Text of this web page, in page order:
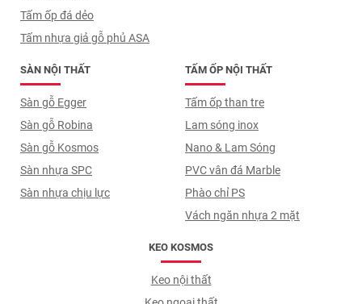
Tấm ốp đá dẻo
Tấm nhựa giả gỗ phủ ASA
TẤM ỐP NỘI THẤT
Tấm ốp than tre
Lam sóng inox
Nano & Lam Sóng
PVC vân đá Marble
Phào chỉ PS
Vách ngăn nhựa 2 mặt
SÀN NỘI THẤT
Sàn gỗ Egger
Sàn gỗ Robina
Sàn gỗ Kosmos
Sàn nhựa SPC
Sàn nhựa chịu lực
KEO KOSMOS
Keo nội thất